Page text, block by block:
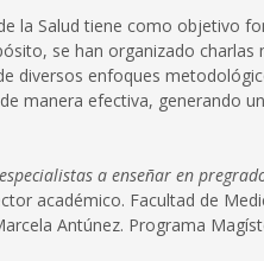
la Salud tiene como objetivo
se han organizado
diversos enfoques
manera efectiva, generando
a enseñar en
académico. Facultad de
Antúnez. Programa